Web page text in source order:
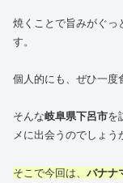
焼くことで旨みがぐっ
す。
個人的にも、ぜひ一度
そんな岐阜県下呂市を
メに出会うのでしょう
そこで今回は、 バナナ